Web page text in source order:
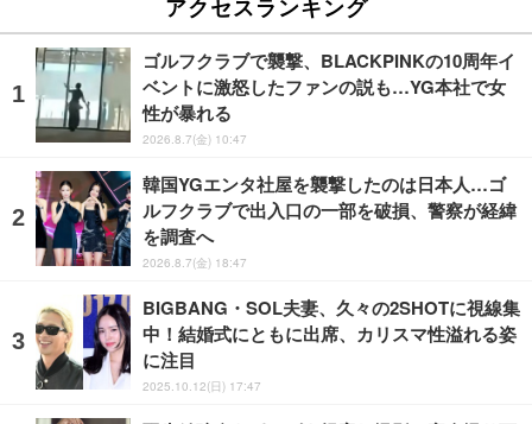
アクセスランキング
ゴルフクラブで襲撃、BLACKPINKの10周年イ
ベントに激怒したファンの説も…YG本社で女
性が暴れる
2026.8.7(金) 10:47
韓国YGエンタ社屋を襲撃したのは日本人…ゴ
ルフクラブで出入口の一部を破損、警察が経緯
を調査へ
2026.8.7(金) 18:47
BIGBANG・SOL夫妻、久々の2SHOTに視線集
中！結婚式にともに出席、カリスマ性溢れる姿
に注目
2025.10.12(日) 17:47